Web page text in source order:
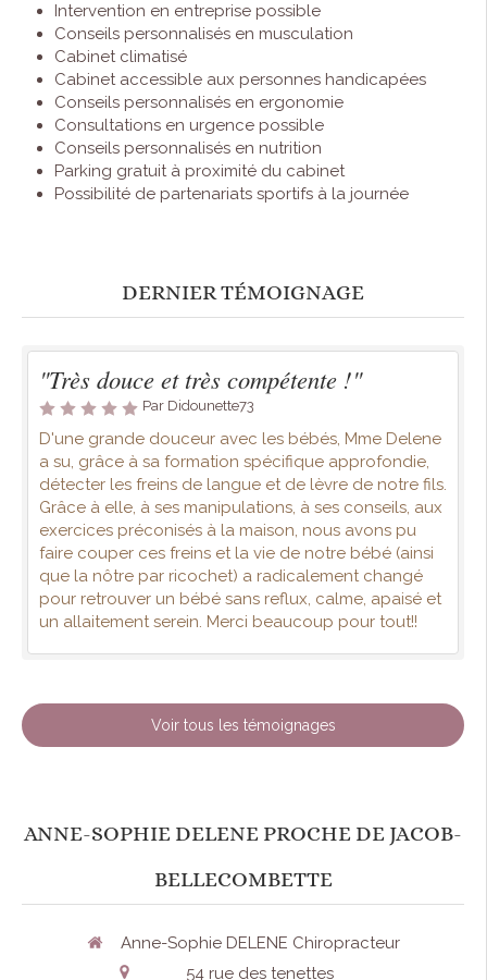
Intervention en entreprise possible
Conseils personnalisés en musculation
Cabinet climatisé
Cabinet accessible aux personnes handicapées
Conseils personnalisés en ergonomie
Consultations en urgence possible
Conseils personnalisés en nutrition
Parking gratuit à proximité du cabinet
Possibilité de partenariats sportifs à la journée
DERNIER TÉMOIGNAGE
"Très douce et très compétente !"
Par Didounette73
D'une grande douceur avec les bébés, Mme Delene
a su, grâce à sa formation spécifique approfondie,
détecter les freins de langue et de lèvre de notre fils.
Grâce à elle, à ses manipulations, à ses conseils, aux
exercices préconisés à la maison, nous avons pu
faire couper ces freins et la vie de notre bébé (ainsi
que la nôtre par ricochet) a radicalement changé
pour retrouver un bébé sans reflux, calme, apaisé et
un allaitement serein. Merci beaucoup pour tout!!
Voir tous les témoignages
ANNE-SOPHIE DELENE PROCHE DE JACOB-
BELLECOMBETTE
Anne-Sophie DELENE Chiropracteur
54 rue des tenettes